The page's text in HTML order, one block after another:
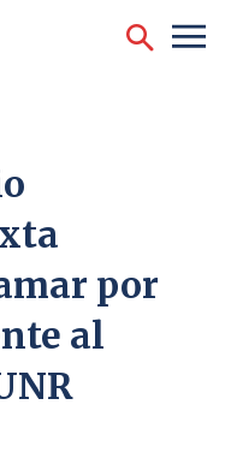
por
al